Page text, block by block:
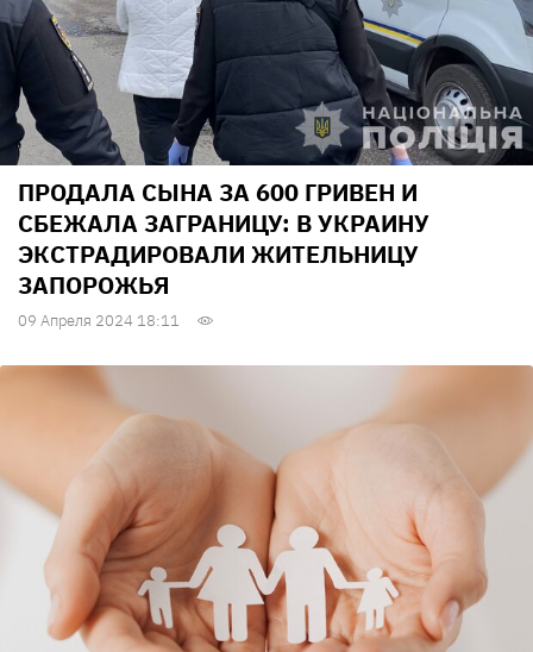
ПРОДАЛА СЫНА ЗА 600 ГРИВЕН И
СБЕЖАЛА ЗАГРАНИЦУ: В УКРАИНУ
ЭКСТРАДИРОВАЛИ ЖИТЕЛЬНИЦУ
ЗАПОРОЖЬЯ
09 Апреля 2024 18:11